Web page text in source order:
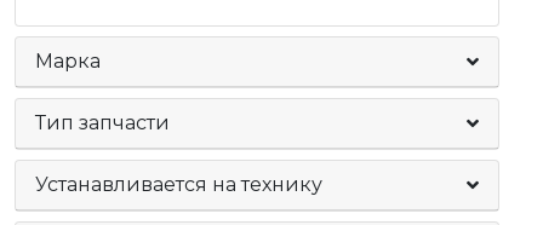
Марка
Тип запчасти
Устанавливается на технику